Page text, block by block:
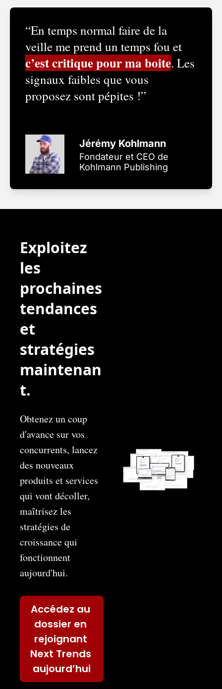
“En temps normal faire de la
c’est critique pour ma boite. Les
signaux faibles que vous
proposez sont pépites !”
Jérémy Kohlmann
Fondateur et CEO de
Kohlmann Publishing
Exploitez
les
prochaines
tendances
et
stratégies
maintenan
t.
Obtenez un coup
d'avance sur vos
concurrents, lancez
des nouveaux
produits et services
qui vont décoller,
maîtrisez les
stratégies de
croissance qui
fonctionnent
aujourd'hui.
Accédez au
dossier en
rejoignant
Next Trends
aujourd’hui